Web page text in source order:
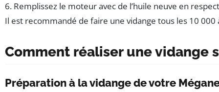
6. Remplissez le moteur avec de l’huile neuve en
Il est recommandé de faire une vidange tous les 10
Comment réaliser une vidange
Préparation à la vidange de votre